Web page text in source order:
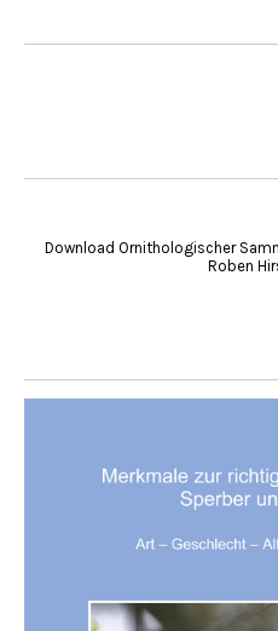
Download Ornithologischer
Roben